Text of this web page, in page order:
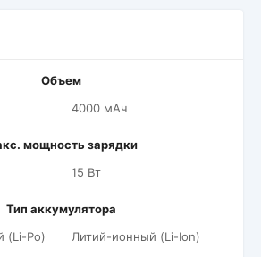
Объем
4000 мАч
мощность зарядки
15 Вт
Тип аккумулятора
(Li-Po)
Литий-ионный (Li-Ion)